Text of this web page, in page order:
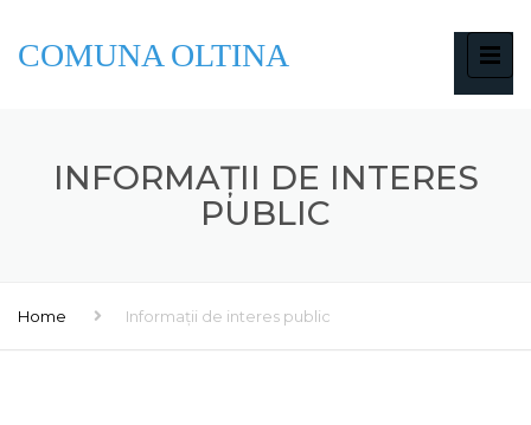
COMUNA OLTINA
INFORMAȚII DE INTERES
PUBLIC
Home Informații de interes public